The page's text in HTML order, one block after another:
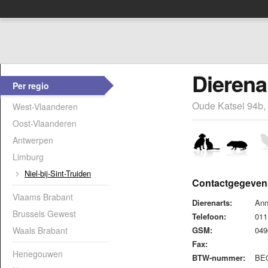
Per regio
West-Vlaanderen
Oost-Vlaanderen
Antwerpen
Limburg
Niel-bij-Sint-Truiden
Vlaams Brabant
Brussels Gewest
Waals Brabant
Henegouwen
Oude Katsei
Dierenarts:
Telefoon:
GSM:
Fax:
BTW-nummer: